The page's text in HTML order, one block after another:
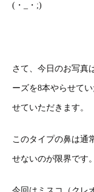
(・_・;)
さて、今日のお写真
ーズを8本やらせて
せていただきます。
このタイプの鼻は通
せないのが限界です。